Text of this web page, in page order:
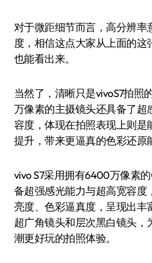
对于微距细节而言，高分辨率
度，相信这点大家从上面的这
也能看出来。
当然了，清晰只是vivoS7拍照
万像素的主摄镜头还具备了超
容度，体现在拍照表现上则是
提升，带来更逼真的色彩还原
vivo S7采用拥有6400万像素
备超强感光能力与超高宽容度
亮度、色彩逼真度，呈现出丰
超广角镜头和层次黑白镜头，
潮更好玩的拍照体验。